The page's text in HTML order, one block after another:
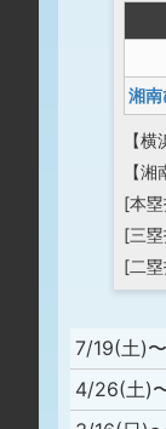
【
【
[本
[三
[二
7/19(土)
4/26(土)